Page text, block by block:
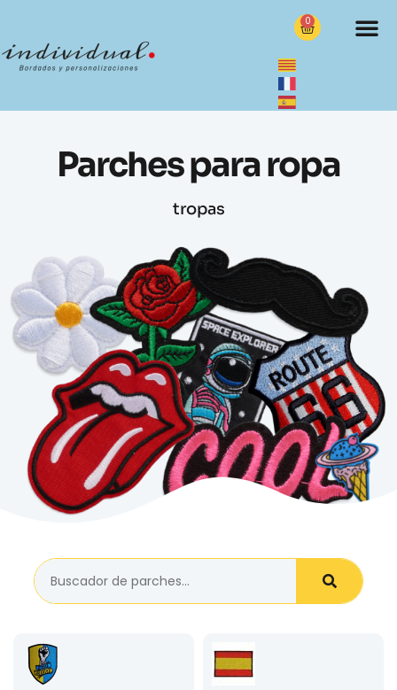
0
Parches para ropa
tropas